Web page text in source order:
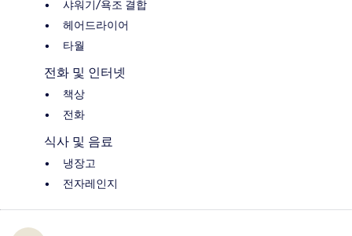
샤워기/욕조 결합
헤어드라이어
타월
전화 및 인터넷
책상
전화
식사 및 음료
냉장고
전자레인지